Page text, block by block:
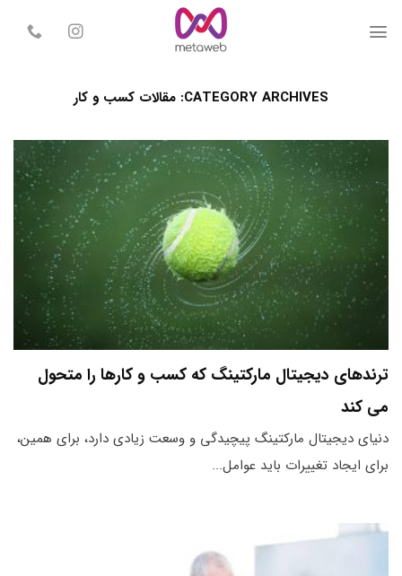
CATEGORY ARCHIVES: مقالات کسب و کار
ترندهای دیجیتال مارکتینگ که کسب و کارها را متحول
می کند
دنیای دیجیتال مارکتینگ پیچیدگی و وسعت زیادی دارد، برای همین،
برای ایجاد تغییرات باید عوامل...